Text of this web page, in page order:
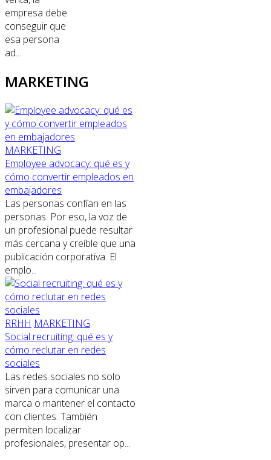
empresa debe
conseguir que
esa persona
ad...
MARKETING
MARKETING
Employee advocacy: qué es y
cómo convertir empleados en
embajadores
Las personas confían en las
personas. Por eso, la voz de
un profesional puede resultar
más cercana y creíble que una
publicación corporativa. El
emplo...
RRHH MARKETING
Social recruiting: qué es y
cómo reclutar en redes
sociales
Las redes sociales no solo
sirven para comunicar una
marca o mantener el contacto
con clientes. También
permiten localizar
profesionales, presentar op...